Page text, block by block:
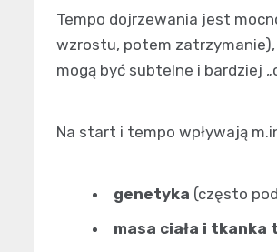
Tempo dojrzewania jest
wzrostu, potem zatrzymanie),
mogą być subtelne i bardziej
Na start i tempo wpływają
genetyka (często
masa ciała i tkanka